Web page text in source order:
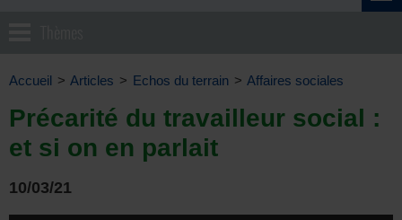
Accueil > Articles > Echos du terrain > Affaires sociales
Précarité du travailleur social :
et si on en parlait
10/03/21